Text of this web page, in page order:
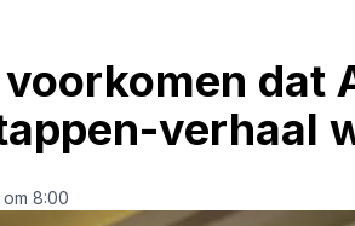
dat
verhaal
8:00